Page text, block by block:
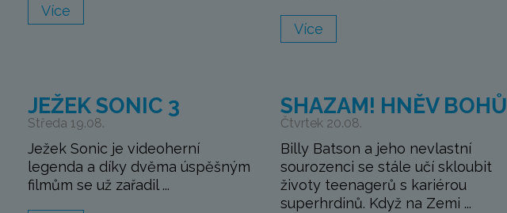
Více
Více
JEŽEK SONIC 3
Středa 19.08.
Ježek Sonic je videoherní
legenda a díky dvěma úspěšným
filmům se už zařadil ...
SHAZAM! HNĚV BOHŮ
Čtvrtek 20.08.
Billy Batson a jeho nevlastní
sourozenci se stále učí skloubit
životy teenagerů s kariérou
superhrdinů. Když na Zemi ...